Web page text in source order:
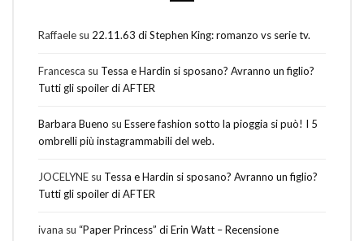
Raffaele su 22.11.63 di Stephen King: romanzo vs serie tv.
Francesca su Tessa e Hardin si sposano? Avranno un figlio?
Tutti gli spoiler di AFTER
Barbara Bueno su Essere fashion sotto la pioggia si può! I 5
ombrelli più instagrammabili del web.
JOCELYNE su Tessa e Hardin si sposano? Avranno un figlio?
Tutti gli spoiler di AFTER
ivana su “Paper Princess” di Erin Watt – Recensione